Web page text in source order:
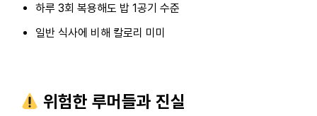
하루 3회 복용해도 밥 1공기 수준
일반 식사에 비해 칼로리 미미
위험한 루머들과 진실